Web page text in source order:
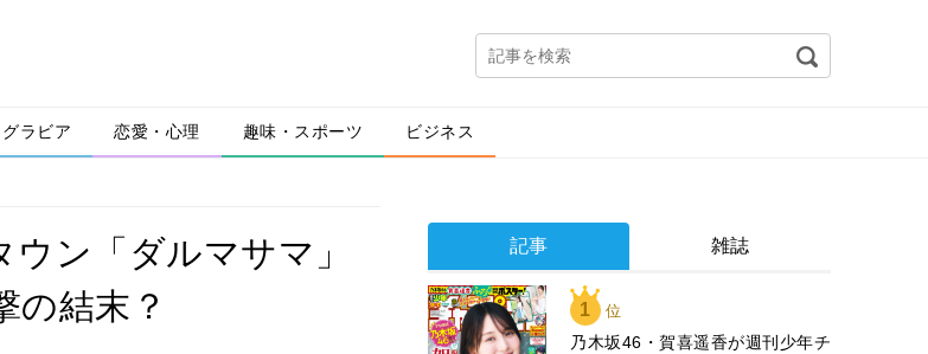
グラビア 恋愛・心理 趣味・スポーツ ビジネス
ウン「ダルマサマ」
の結末？
記事 雑誌
1 位
乃木坂46・賀喜遥香が週刊少年チ